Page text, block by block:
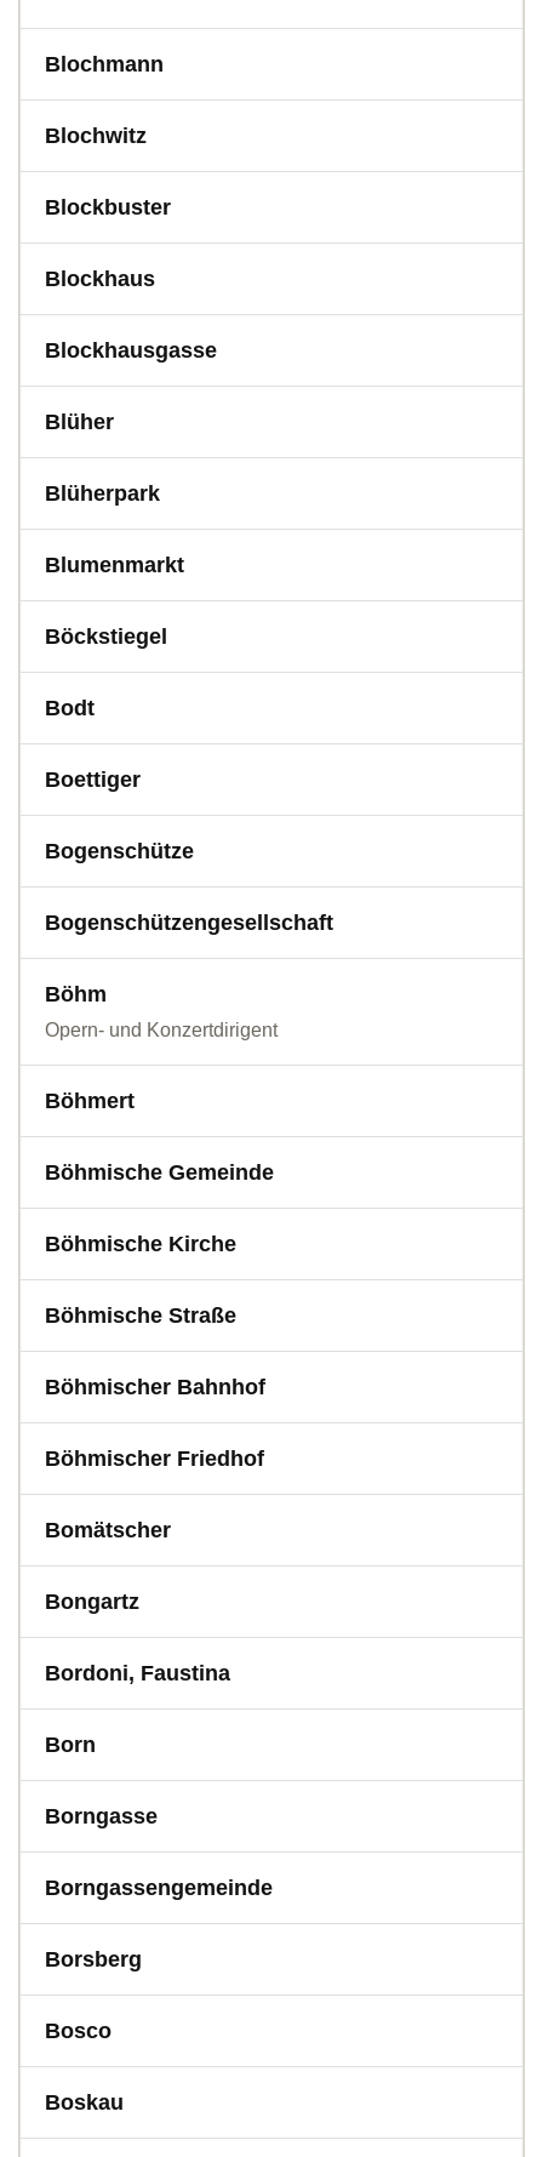
Blochmann
Blochwitz
Blockbuster
Blockhaus
Blockhausgasse
Blüher
Blüherpark
Blumenmarkt
Böckstiegel
Bodt
Boettiger
Bogenschütze
Bogenschützengesellschaft
Böhm
Opern- und Konzertdirigent
Böhmert
Böhmische Gemeinde
Böhmische Kirche
Böhmische Straße
Böhmischer Bahnhof
Böhmischer Friedhof
Bomätscher
Bongartz
Bordoni, Faustina
Born
Borngasse
Borngassengemeinde
Borsberg
Bosco
Boskau